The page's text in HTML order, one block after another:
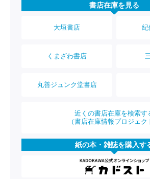
書店在庫を見る
大垣書店 紀
くまざわ書店
丸善ジュンク堂書店
近くの書店在庫を検索す
（書店在庫情報プロジェク
紙の本・雑誌を購入す